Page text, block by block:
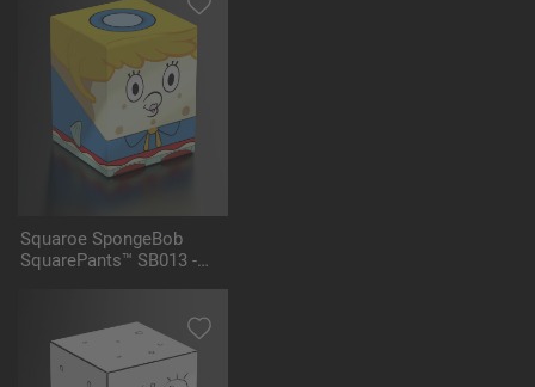
Squaroe SpongeBob
SquarePants™ SB013 -